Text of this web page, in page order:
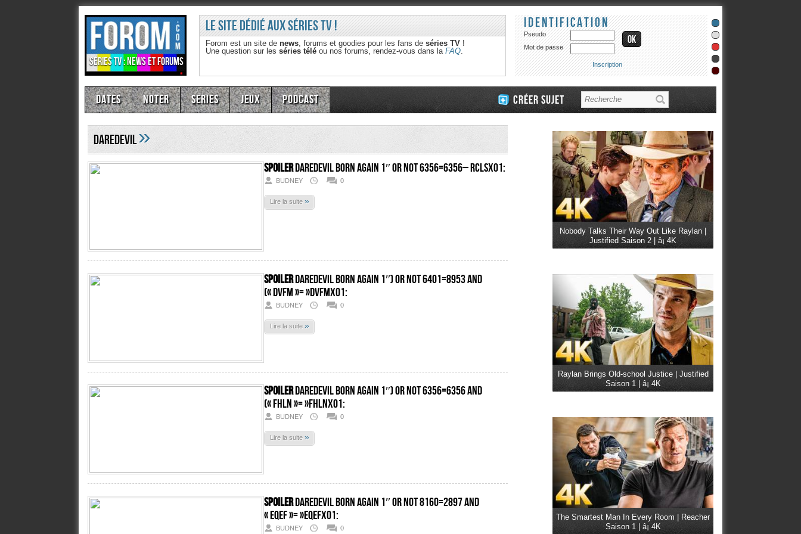
Séries TV : news et forums
Le site dédié aux séries TV !
Forom est un site de news, forums et goodies pour les fans de séries TV!
Une question sur les séries téléou nos forums, rendez-vous dans la FAQ.
Identification
Pseudo
Mot de passe
Inscription
Dates Noter Series Jeux Podcast Créer sujet
Daredevil»
SPOILERDaredevil Born Again 1″ OR NOT 6356=6356– RcLsx01:
BUDNEY 0
Lire la suite »
SPOILERDaredevil Born Again 1″) OR NOT 6401=8953 AND
(« DvFm »= »DvFmx01:
BUDNEY 0
Lire la suite »
SPOILERDaredevil Born Again 1″) OR NOT 6356=6356 AND
(« fHlN »= »fHlNx01:
BUDNEY 0
Lire la suite »
SPOILERDaredevil Born Again 1″ OR NOT 8160=2897 AND
« EQeF »= »EQeFx01:
BUDNEY 0
Nobody Talks Their Way Out Like Raylan |
Justified Saison 2 | â¡ 4K
Raylan Brings Old-school Justice | Justified
Saison 1 | â¡ 4K
The Smartest Man In Every Room | Reacher
Saison 1 | â¡ 4K